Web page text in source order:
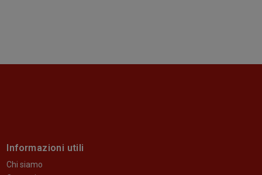
Informazioni utili
Chi siamo